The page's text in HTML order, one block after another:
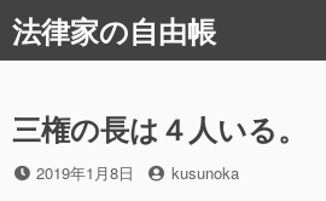
ン
テ
ツ
へ
ス
法律家の自由帳
三権の長は４人いる。
投
2019年1月8日
投
kusunoka